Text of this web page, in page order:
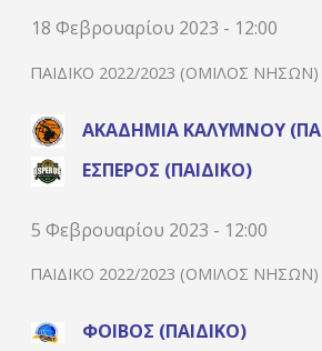
18 Φεβρουαρίου 2023 - 12:00
ΠΑΙΔΙΚΌ 2022/2023 (ΌΜΙΛΟΣ
ΑΚΑΔΗΜΊΑ ΚΑΛΎΜΝΟΥ
ΈΣΠΕΡΟΣ (ΠΑΙΔΙΚΌ)
5 Φεβρουαρίου 2023 - 12:00
ΠΑΙΔΙΚΌ 2022/2023 (ΌΜΙΛΟΣ
ΦΟΊΒΟΣ (ΠΑΙΔΙΚΌ)